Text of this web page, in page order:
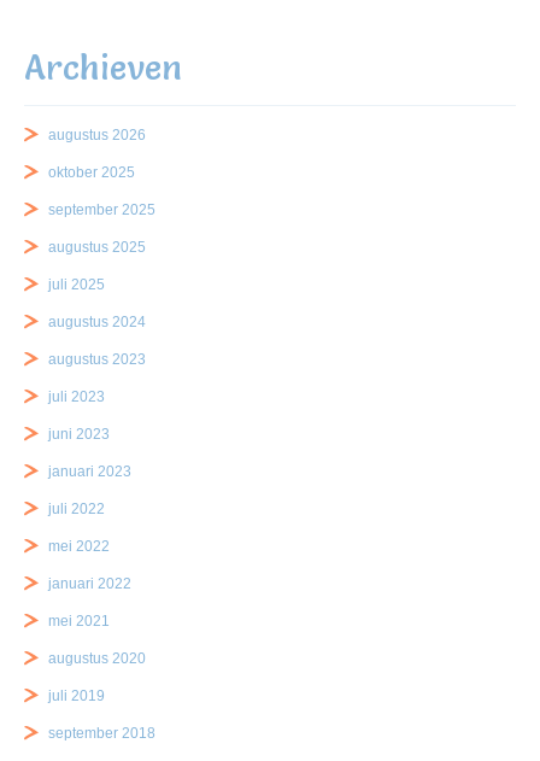
Archieven
augustus 2026
oktober 2025
september 2025
augustus 2025
juli 2025
augustus 2024
augustus 2023
juli 2023
juni 2023
januari 2023
juli 2022
mei 2022
januari 2022
mei 2021
augustus 2020
juli 2019
september 2018